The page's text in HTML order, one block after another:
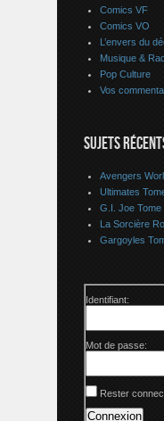
Comics VF
Comics VO
L’envers du
Musique &
Pop Culture
Vos
SUJETS
Avengers
Ultimates
G.I. Joe Tome
La Sorcière
Gargoyles
Identifiant:
Mot de passe:
Rester
Connexion